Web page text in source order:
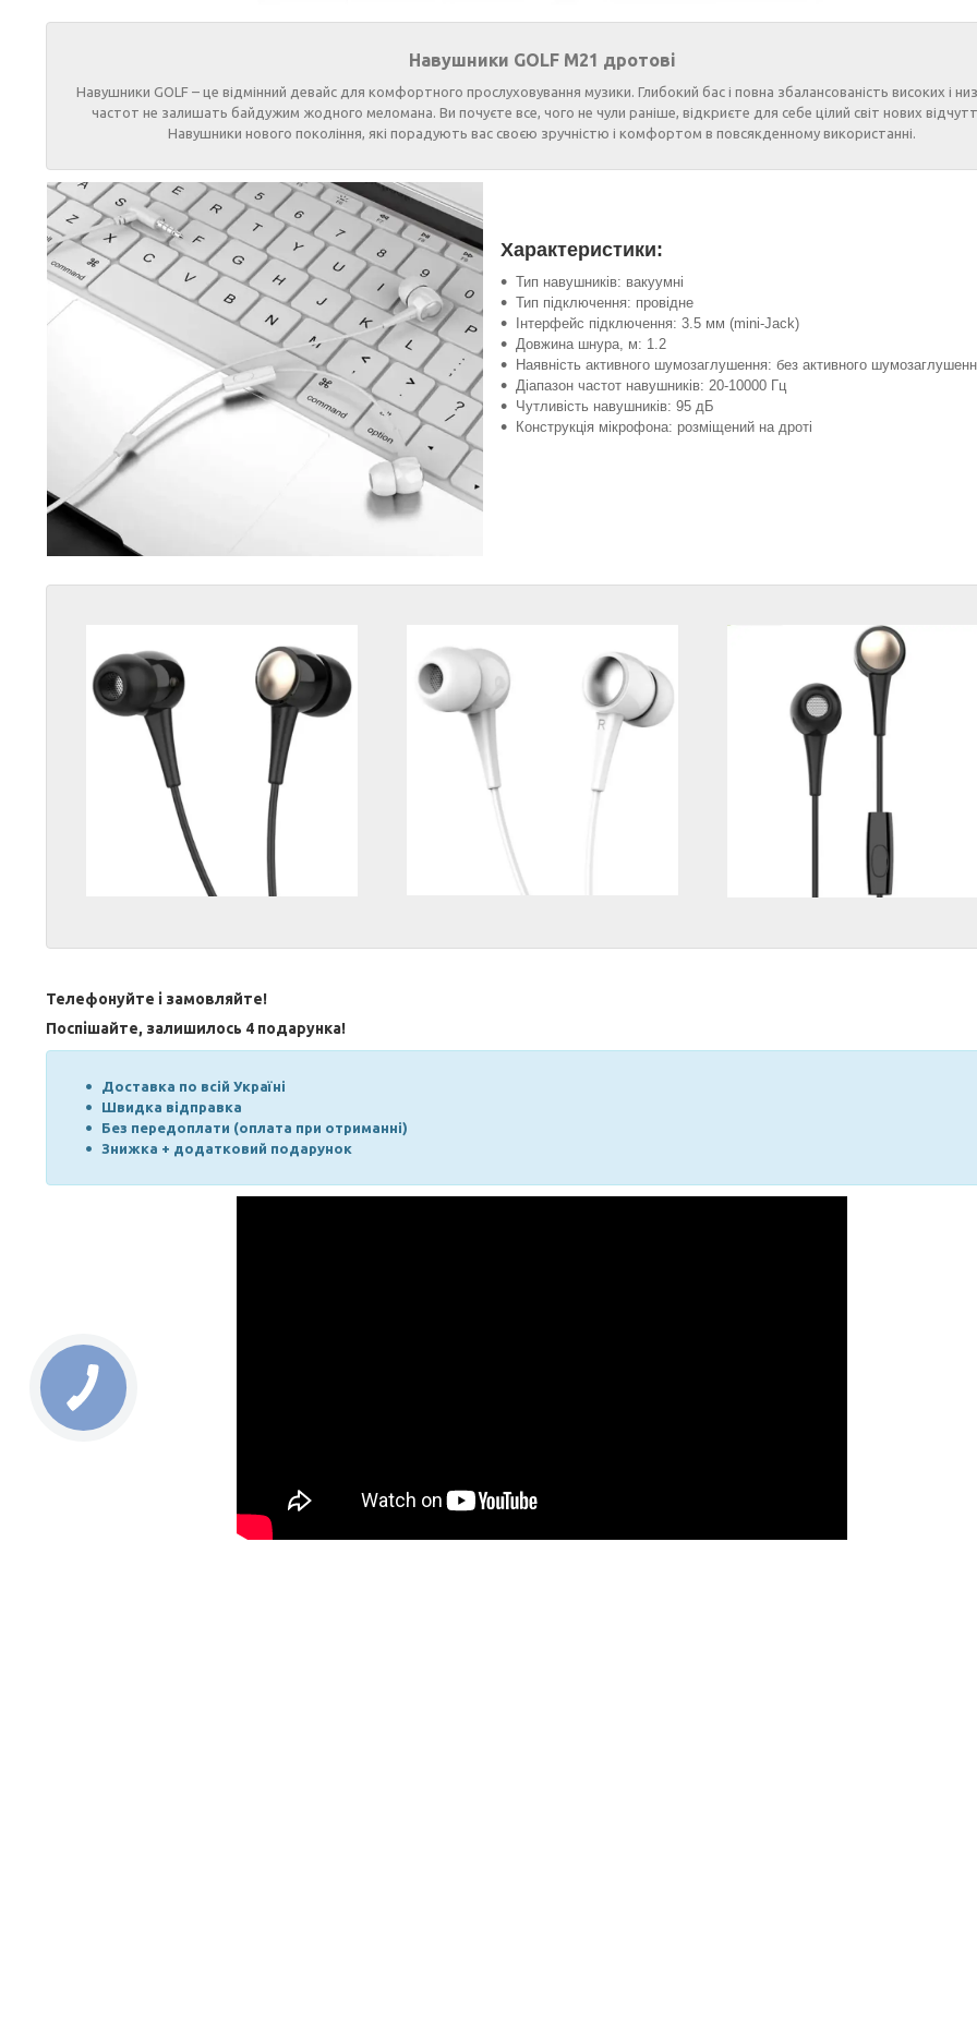
Навушники GOLF M21 дротові
Навушники GOLF – це відмінний девайс для комфортного прослуховування музики. Глибокий бас і повна збалансованість високих і
частот не залишать байдужим жодного меломана. Ви почуєте все, чого не чули раніше, відкриєте для себе цілий світ нових
Навушники нового покоління, які порадують вас своєю зручністю і комфортом в повсякденному використанні.
Характеристики:
Тип навушників: вакуумні
Тип підключення: провідне
Інтерфейс підключення: 3.5 мм (mini-Jack)
Довжина шнура, м: 1.2
Наявність активного шумозаглушення: без активного
Діапазон частот навушників: 20-10000 Гц
Чутливість навушників: 95 дБ
Конструкція мікрофона: розміщений на дроті
Телефонуйте і замовляйте!
Поспішайте, залишилось 4 подарунка!
Доставка по всій Україні
Швидка відправка
Без передоплати (оплата при отриманні)
Знижка + додатковий подарунок